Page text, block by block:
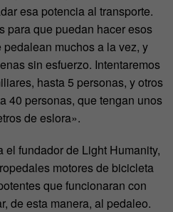
esa potencia al transporte.
para que puedan hacer esos
muchos a la vez, y
sin esfuerzo. Intentaremos
hasta 5 personas, y otros
40 personas, que tengan unos
de eslora».
fundador de Light Humanity,
motores de bicicleta
que funcionaran con
de esta manera, al pedaleo.